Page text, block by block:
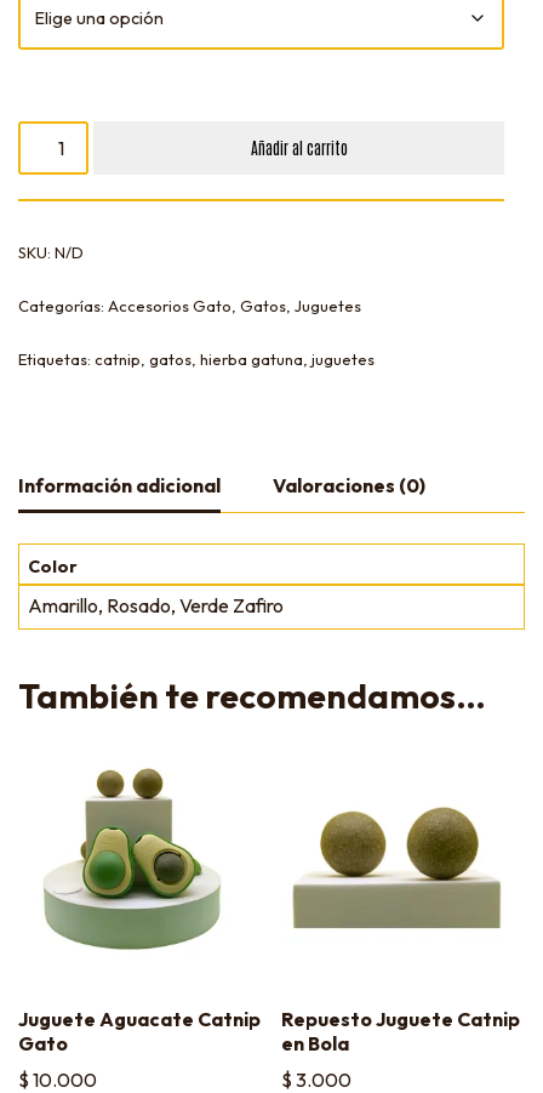
Añadir al carrito
SKU: N/D
Categorías: Accesorios Gato Gatos Juguetes
Etiquetas: catnip gatos hierba gatuna juguetes
Información adicional Valoraciones (0)
Color
Amarillo, Rosado, Verde Zafiro
También te recomendamos…
Juguete Aguacate Catnip
Gato
$ 10.000
Repuesto Juguete Catnip
en Bola
$ 3.000